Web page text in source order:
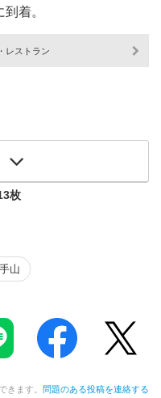
着。
レストラン
枚
山
きます。 問題のある投稿を連絡する